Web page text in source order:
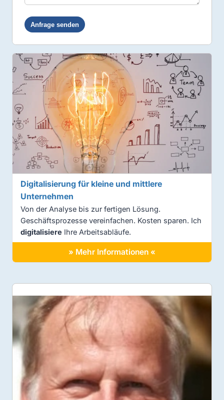
Digitalisierung für kleine und mittlere
Unternehmen
Von der Analyse bis zur fertigen Lösung.
Geschäftsprozesse vereinfachen. Kosten sparen. Ich
digitalisiere Ihre Arbeitsabläufe.
» Mehr Informationen «